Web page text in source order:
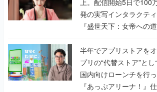
上。配信開始5日で100
発の実写インタラクテ
『盛世天下：女帝への
うこだわりをプロデュ
半年でアプリストアをオープ
プリの“代替ストア”と
国内向けローンチを行
『あっぷアリーナ！』